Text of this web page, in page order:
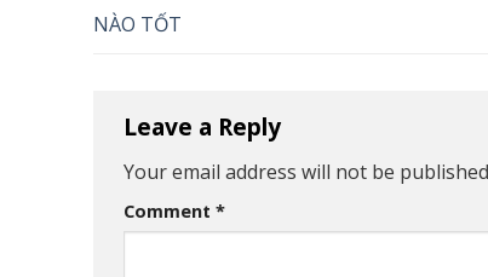
NÀO TỐT
Leave a Reply
Your email address will not be
Comment *